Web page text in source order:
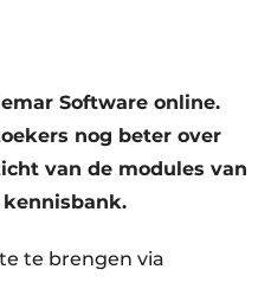
Software online.
nog beter over
van de modules van
kennisbank.
te brengen via